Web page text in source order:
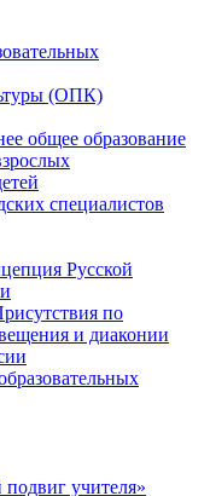
(ОПК)
общее образование
специалистов
Русской
по
и диаконии
учителя»